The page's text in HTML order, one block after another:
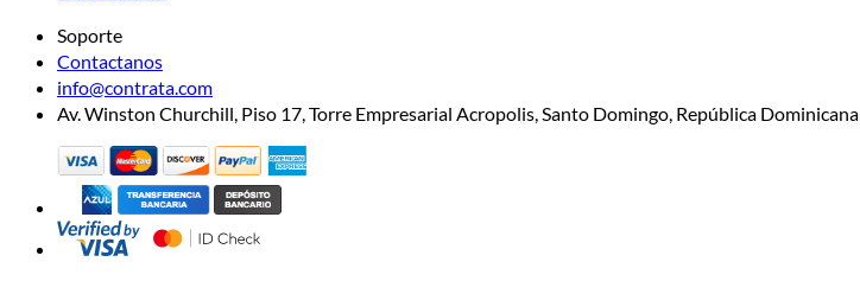
Soporte
Contactanos
info@contrata.com
Av. Winston Churchill, Piso 17, Torre Empresarial Acropolis, Santo Domingo, República Dominicana